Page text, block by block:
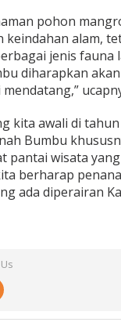
pohon
alam,
jenis fauna
diharapkan
kita awali di
Bumbu
pantai wisata
berharap
ada diperairan